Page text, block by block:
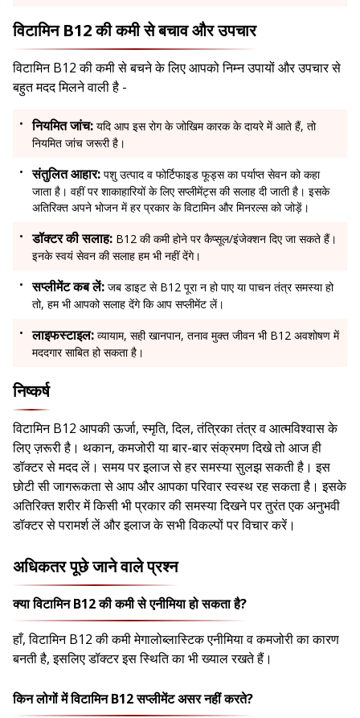
विटामिन B12 की कमी से बचाव और उपचार
विटामिन B12 की कमी से बचने के लिए आपको निम्न उपायों और उपचार से
बहुत मदद मिलने वाली है -
नियमित जांच: यदि आप इस रोग के जोखिम कारक के दायरे में आते हैं, तो
नियमित जांच जरूरी है।
संतुलित आहार: पशु उत्पाद व फोर्टिफाइड फूड्स का पर्याप्त सेवन को कहा
जाता है। वहीं पर शाकाहारियों के लिए सप्लीमेंट्स की सलाह दी जाती है। इसके
अतिरिक्त अपने भोजन में हर प्रकार के विटामिन और मिनरल्स को जोड़ें।
डॉक्टर की सलाह: B12 की कमी होने पर कैप्सूल/इंजेक्शन दिए जा सकते हैं।
इनके स्वयं सेवन की सलाह हम भी नहीं देंगे।
सप्लीमेंट कब लें: जब डाइट से B12 पूरा न हो पाए या पाचन तंत्र समस्या हो
तो, हम भी आपको सलाह देंगे कि आप सप्लीमेंट लें।
लाइफस्टाइल: व्यायाम, सही खानपान, तनाव मुक्त जीवन भी B12 अवशोषण में
मददगार साबित हो सकता है।
निष्कर्ष
विटामिन B12 आपकी ऊर्जा, स्मृति, दिल, तंत्रिका तंत्र व आत्मविश्वास के
लिए ज़रूरी है। थकान, कमजोरी या बार-बार संक्रमण दिखे तो आज ही
डॉक्टर से मदद लें। समय पर इलाज से हर समस्या सुलझ सकती है। इस
छोटी सी जागरूकता से आप और आपका परिवार स्वस्थ रह सकता है। इसके
अतिरिक्त शरीर में किसी भी प्रकार की समस्या दिखने पर तुरंत एक अनुभवी
डॉक्टर से परामर्श लें और इलाज के सभी विकल्पों पर विचार करें।
अधिकतर पूछे जाने वाले प्रश्न
क्या विटामिन B12 की कमी से एनीमिया हो सकता है?
हाँ, विटामिन B12 की कमी मेगालोब्लास्टिक एनीमिया व कमजोरी का कारण
बनती है, इसलिए डॉक्टर इस स्थिति का भी ख्याल रखते हैं।
किन लोगों में विटामिन B12 सप्लीमेंट असर नहीं करते?